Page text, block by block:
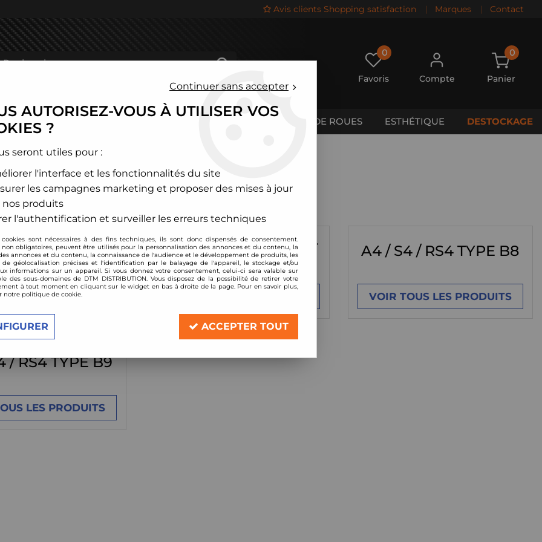
Avis clients Shopping satisfaction | Marques | Contact
0
Favoris Compte
0
Panier
CALES DE ROUES ESTHÉTIQUE DESTOCKAGE
>Audi > A4-S4-RS4
A4 / S4 / RS4
/ RS4 TYPE B5
LES PRODUITS
A4 / S4 / RS4 TYPE B6-
B7
A4 / S4 / RS4 TYPE B8
VOIR TOUS LES PRODUITS
/ RS4 TYPE B9
LES PRODUITS
Continuer sans accepter
AUTORISEZ-VOUS À UTILISER VOS
?
seront utiles pour :
l'interface et les fonctionnalités du site
les campagnes marketing et proposer des mises à jour
nos produits
l'authentification et surveiller les erreurs techniques
cookies sont nécessaires à des fins techniques, ils sont donc dispensés de consentement.
non obligatoires, peuvent être utilisés pour la personnalisation des annonces et du contenu, la
annonces et du contenu, la connaissance de l'audience et le développement de produits, les
de géolocalisation précises et l'identification par le balayage de l'appareil, le stockage et/ou
informations sur un appareil. Si vous donnez votre consentement, celui-ci sera valable sur
des sous-domaines de DTM DISTRIBUTION. Vous disposez de la possibilité de retirer votre
à tout moment en cliquant sur le widget en bas à droite de la page. Pour en savoir plus,
notre politique de cookie.
ACCEPTER TOUT